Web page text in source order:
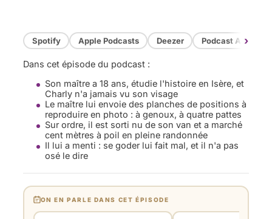
Spotify Apple Podcasts Deezer Podcast Addict
›
Dans cet épisode du podcast :
Son maître a 18 ans, étudie l'histoire en Isère, et
Charly n'a jamais vu son visage
Le maître lui envoie des planches de positions à
reproduire en photo : à genoux, à quatre pattes
Sur ordre, il est sorti nu de son van et a marché
cent mètres à poil en pleine randonnée
Il lui a menti : se goder lui fait mal, et il n'a pas
osé le dire
ON EN PARLE DANS CET ÉPISODE